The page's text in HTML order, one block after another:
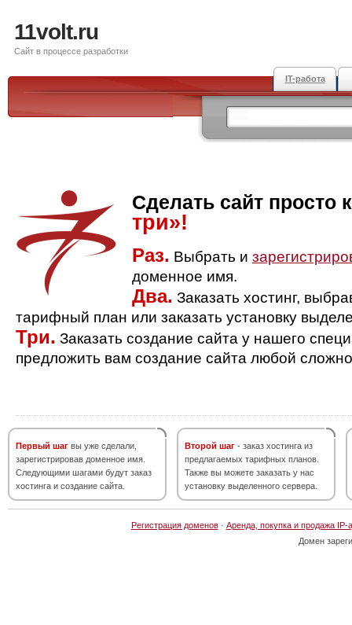
11volt.ru
Сайт в процессе разработки
IT-работа
Сделать сайт просто
три»!
Раз. Выбрать и
доменное имя.
Два. Заказать хостинг,
тарифный план или заказать установку
Три. Заказать создание сайта у нашего
предложить вам создание сайта любой
Первый шаг вы уже сделали,
зарегистрировав доменное имя.
Следующими шагами будут заказ
хостинга и создание сайта.
Второй шаг - заказ хостинга из
предлагаемых тарифных планов.
Также вы можете заказать у нас
установку выделенного сервера.
Регистрация доменов· Аренда, покупка и продажа IP-
Домен